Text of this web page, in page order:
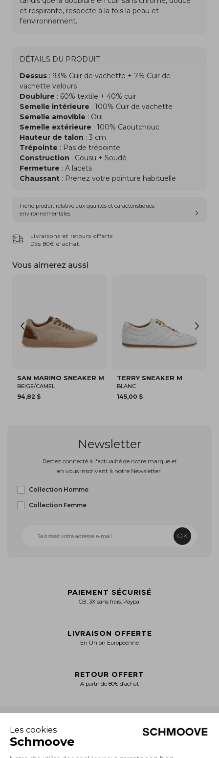
DÉTAILS DU PRODUIT
Dessus : 93% Cuir de vachette + 7% Cuir de
vachette velours
Doublure : 60% textile + 40% cuir
Semelle intérieure : 100% Cuir de vachette
Semelle amovible : Oui
Semelle extérieure : 100% Caoutchouc
Hauteur de talon : 3 cm
Trépointe : Pas de trépointe
Construction : Cousu + Soudé
Fermeture : A lacets
Chaussant : Prenez votre pointure habituelle
Fiche produit relative aux qualités et caractéristiques
environnementales
Livraisons et retours offerts
Dès 80€ d'achat.
Vous aimerez aussi
SNEAKER M TERRY SNEAKER M ARLO CVO M
Newsletter
Restez connecté à l'actualité de notre marque et
en vous inscrivant à notre Newsletter.
Collection Homme
Collection Femme
OK
PAIEMENT SÉCURISÉ
CB, 3X sans frais, Paypal
LIVRAISON OFFERTE
En Union Européenne
RETOUR OFFERT
A partir de 80€ d’achat
NOTRE CATALOGUE +
Collection Homme